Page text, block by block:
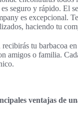
seguro y rápido. El
es excepcional.
haciendo tu
tu barbacoa en
amigos o familia.
ventajas de